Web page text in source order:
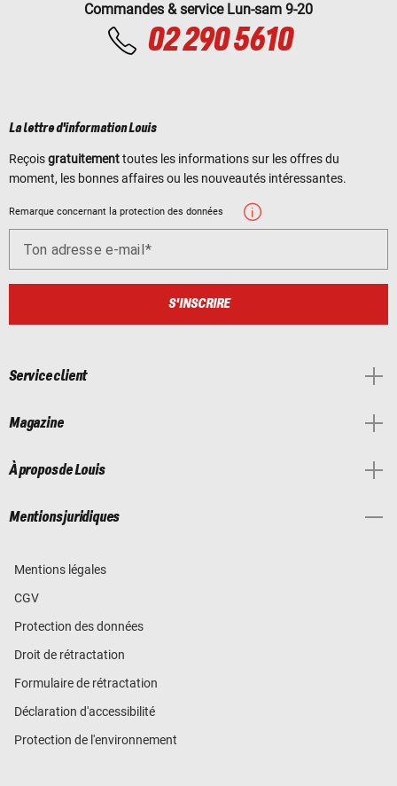
Commandes & service Lun-sam 9-20
02 290 5610
La lettre d'information Louis
Reçoisgratuitementtoutes les informations sur les offres du
moment, les bonnes affaires ou les nouveautés intéressantes.
Remarque concernant la protection des données
Ton adresse e-mail
S'INSCRIRE
Service client
Magazine
À propos de Louis
Mentions juridiques
Mentions légales
CGV
Protection des données
Droit de rétractation
Formulaire de rétractation
Déclaration d'accessibilité
Protection de l'environnement